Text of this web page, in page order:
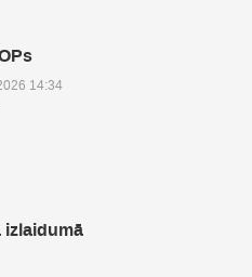
14:34